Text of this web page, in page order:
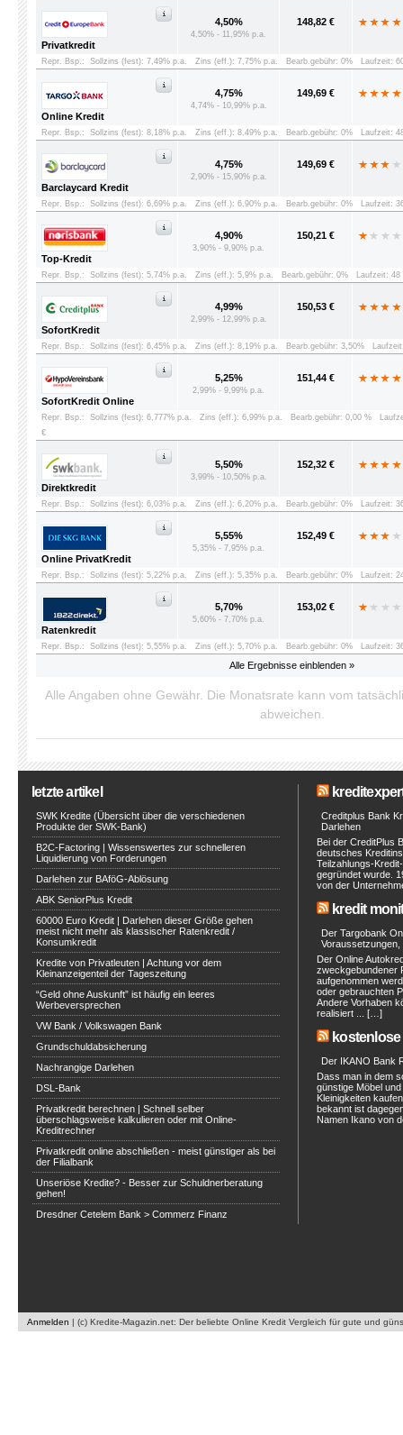
Alle Ergebnisse einblenden »
Privatkredit
4,50%
4,50% - 11,95% p.a.
148,82 €
Repr. Bsp.: Sollzins (fest): 7,49% p.a. Zins (eff.): 7,75% p.a. Bearb.gebühr: 0% Laufzeit:
Online Kredit
4,75%
4,74% - 10,99% p.a.
149,69 €
Repr. Bsp.: Sollzins (fest): 8,18% p.a. Zins (eff.): 8,49% p.a. Bearb.gebühr: 0% Laufzeit:
Barclaycard Kredit
4,75%
2,90% - 15,90% p.a.
149,69 €
Repr. Bsp.: Sollzins (fest): 6,69% p.a. Zins (eff.): 6,90% p.a. Bearb.gebühr: 0% Laufzeit:
Top-Kredit
4,90%
3,90% - 9,90% p.a.
150,21 €
Repr. Bsp.: Sollzins (fest): 5,74% p.a. Zins (eff.): 5,9% p.a. Bearb.gebühr: 0% Laufzeit: 48
SofortKredit
4,99%
2,99% - 12,99% p.a.
150,53 €
Repr. Bsp.: Sollzins (fest): 6,45% p.a. Zins (eff.): 8,19% p.a. Bearb.gebühr: 3,50%
SofortKredit Online
5,25%
2,99% - 9,99% p.a.
151,44 €
Repr. Bsp.: Sollzins (fest): 6,777% p.a. Zins (eff.): 6,99% p.a. Bearb.gebühr: 0,00 %
€
Direktkredit
5,50%
3,99% - 10,50% p.a.
152,32 €
Repr. Bsp.: Sollzins (fest): 6,03% p.a. Zins (eff.): 6,20% p.a. Bearb.gebühr: 0% Laufzeit:
Online PrivatKredit
5,55%
5,35% - 7,95% p.a.
152,49 €
Repr. Bsp.: Sollzins (fest): 5,22% p.a. Zins (eff.): 5,35% p.a. Bearb.gebühr: 0% Laufzeit:
Ratenkredit
5,70%
5,60% - 7,70% p.a.
153,02 €
Repr. Bsp.: Sollzins (fest): 5,55% p.a. Zins (eff.): 5,70% p.a. Bearb.gebühr: 0% Laufzeit:
Alle Angaben ohne Gewähr. Die Monatsrate kann vom
abweichen.
letzte artikel
SWK Kredite (Übersicht über die verschiedenen
Produkte der SWK-Bank)
B2C-Factoring | Wissenswertes zur schnelleren
Liquidierung von Forderungen
Darlehen zur BAföG-Ablösung
ABK SeniorPlus Kredit
60000 Euro Kredit | Darlehen dieser Größe gehen
meist nicht mehr als klassischer Ratenkredit /
Konsumkredit
Kredite von Privatleuten | Achtung vor dem
Kleinanzeigenteil der Tageszeitung
“Geld ohne Auskunft” ist häufig ein leeres
Werbeversprechen
VW Bank / Volkswagen Bank
Grundschuldabsicherung
Nachrangige Darlehen
DSL-Bank
Privatkredit berechnen | Schnell selber
überschlagsweise kalkulieren oder mit Online-
Kreditrechner
Privatkredit online abschließen - meist günstiger als bei
der Filialbank
Unseriöse Kredite? - Besser zur Schuldnerberatung
gehen!
Dresdner Cetelem Bank > Commerz Finanz
Creditplus Bank
Darlehen
Bei der CreditPlus
deutsches
Teilzahlungs-
gegründet wurde.
von der
kredit
Der Targobank
Voraussetzungen,
Der Online
zweckgebundener
aufgenommen
oder gebrauchten
Andere Vorhaben
realisiert ... […]
Der IKANO Bank
Dass man in dem
günstige Möbel
Kleinigkeiten
bekannt ist
Namen Ikano von
Anmelden | (c) Kredite-Magazin.net: Der beliebte Online Kredit Vergleich für gute und